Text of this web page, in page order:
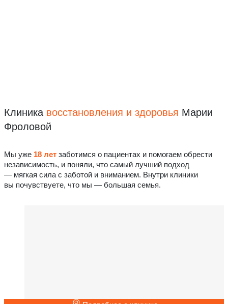
Клиника восстановления и здоровья Марии
Фроловой
Мы уже 18 лет заботимся о пациентах и помогаем обрести
независимость, и поняли, что самый лучший подход
— мягкая сила с заботой и вниманием. Внутри клиники
вы почувствуете, что мы — большая семья.